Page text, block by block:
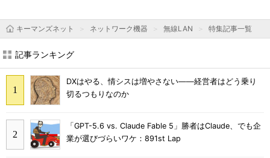
キーマンズネット ネットワーク機器 無線LAN 特集記事一覧
記事ランキング
DXはやる、情シスは増やさない――経営者はどう乗り
切るつもりなのか
「GPT-5.6 vs. Claude Fable 5」勝者はClaude、でも企
業が選びづらいワケ：891st Lap